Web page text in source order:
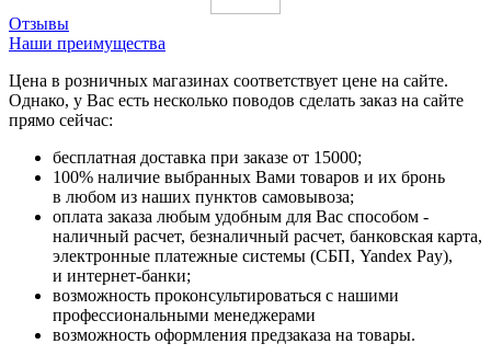
Отзывы
Наши преимущества
Цена в розничных магазинах соответствует цене на сайте.
Однако, у Вас есть несколько поводов сделать заказ на сайте
прямо сейчас:
бесплатная доставка при заказе от 15000;
100% наличие выбранных Вами товаров и их бронь
в любом из наших пунктов самовывоза;
оплата заказа любым удобным для Вас способом -
наличный расчет, безналичный расчет, банковская карта,
электронные платежные системы (СБП, Yandex Pay),
и интернет-банки;
возможность проконсультироваться с нашими
профессиональными менеджерами
возможность оформления предзаказа на товары.